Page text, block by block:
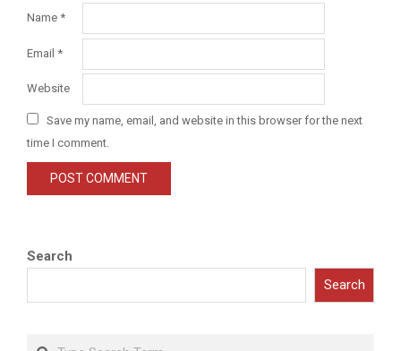
Name *
Email *
Website
Save my name, email, and website in this browser for the next
time I comment.
Search
Search
Search